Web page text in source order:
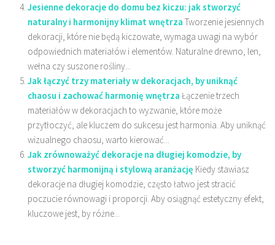
Jesienne dekoracje do domu bez kiczu: jak stworzyć
naturalny i harmonijny klimat wnętrza Tworzenie jesiennych
dekoracji, które nie będą kiczowate, wymaga uwagi na wybór
odpowiednich materiałów i elementów. Naturalne drewno, len,
wełna czy suszone rośliny...
Jak łączyć trzy materiały w dekoracjach, by uniknąć
chaosu i zachować harmonię wnętrza Łączenie trzech
materiałów w dekoracjach to wyzwanie, które może
przytłoczyć, ale kluczem do sukcesu jest harmonia. Aby uniknąć
wizualnego chaosu, warto kierować...
Jak zrównoważyć dekoracje na długiej komodzie, by
stworzyć harmonijną i stylową aranżację Kiedy stawiasz
dekoracje na długiej komodzie, często łatwo jest stracić
poczucie równowagi i proporcji. Aby osiągnąć estetyczny efekt,
kluczowe jest, by różne...